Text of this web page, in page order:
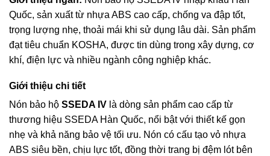
Quốc, sản xuất từ nhựa ABS cao cấp, chống va đập tốt,
trọng lượng nhẹ, thoải mái khi sử dụng lâu dài. Sản phẩm
đạt tiêu chuẩn KOSHA, được tin dùng trong xây dựng, cơ
khí, điện lực và nhiều ngành công nghiệp khác.
Giới thiệu chi tiết
Nón bảo hộ SSEDA IV là dòng sản phẩm cao cấp từ
thương hiệu SSEDA Hàn Quốc, nổi bật với thiết kế gọn
nhẹ và khả năng bảo vệ tối ưu. Nón có cấu tạo vỏ nhựa
ABS siêu bền, chịu lực tốt, đồng thời trang bị đệm lót bên